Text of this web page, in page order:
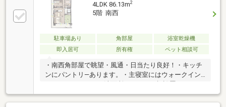
7413お住まい探しは朝日土地建物(株)営業3課にお任せ
ください！インターネット、チラシなどに掲載できな
い物件も多数ございます！
4LDK 86.13m2
5階 南西
駐車場あり 角部屋
浴室乾燥機
即入居可
所有権 ペット相談可
・南西角部屋で眺望・風通・日当たり良好！・キッチ
ンにパントリ―あります。・主寝室にはウォークイン
は2匹まで飼育可能です。